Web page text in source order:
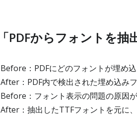
「PDFからフォントを
Before：PDFにどのフォントが埋め
After：PDF内で検出された埋め込み
Before：フォント表示の問題の原因
After：抽出したTTFフォントを元に